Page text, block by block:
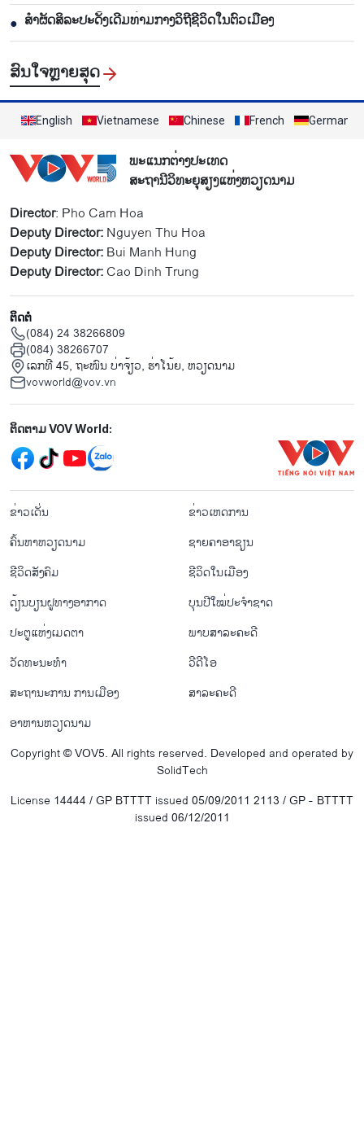
● ສຳຜັດສິລະປະດັ້ງເດີມທ່າມກາງວິຖີຊີວິດໃນຕົວເມືອງ
ສົນ​ໃຈ​ຫຼາຍ​ສຸດ
English Vietnamese Chinese French German
ພະແນກຕ່າງປະເທດ
ສະຖານີວິທະຍຸສຽງແຫ່ງຫວຽດນາມ
Director: Pho Cam Hoa
Deputy Director:Nguyen Thu Hoa
Deputy Director:Bui Manh Hung
Deputy Director:Cao Dinh Trung
ຕິດຕໍ່
(084) 24 38266809
(084) 38266707
ເລກທີ 45, ຖະໜົນ ບ່າ​ຈ້ຽວ, ຮ່າ​ໂນ້ຍ, ຫວຽດນາມ
vovworld@vov.vn
Mạng xã hội
ຕິດຕາມ VOV World:
menu footer tiếng Lào
ຂ່າວເດັ່ນ
ຂ່າວເຫດການ
ຄົ້ນຫາຫວຽດນາມ
ຊາຍຄາອາຊຽນ
ຊີ​ວິດ​ສັງ​ຄົມ
ຊີ​ວິດ​ໃນ​ເມືອງ
ດ້ຽນບຽນ​ຝູທາງ​ອາກາດ
ບຸນປີໃໝ່ປະຈຳຊາດ
ປະຕູແຫ່ງເມດຕາ
ພາບສາລະຄະດີ
ວັດທະນະທໍາ
ວີດີໂອ
ສະຖານະການ ການເມືອງ
ສາລະຄະດີ
ອາຫານຫວຽດນາມ
Copyright © VOV5. All rights reserved. Developed and operated by
SolidTech
License 14444 / GP BTTTT issued 05/09/2011 2113 / GP - BTTTT
issued 06/12/2011